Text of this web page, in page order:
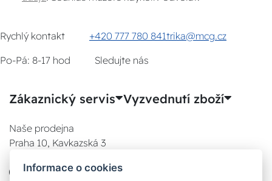
Rychlý kontakt +420 777 780 841trika@mcg.cz
Po-Pá: 8-17 hod
Sledujte nás
Zákaznický servis Vyzvednutí zboží
Naše prodejna
Praha 10, Kavkazská 3
777 780 841
Informace o cookies